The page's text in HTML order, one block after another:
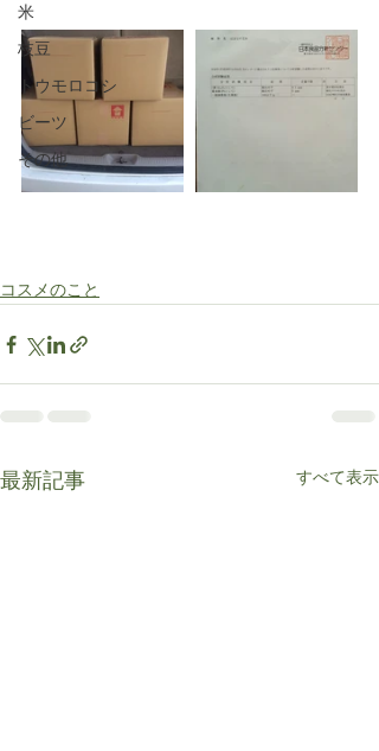
米
枝豆
トウモロコシ
ビーツ
その他
コスメのこと
最新記事 すべて表示